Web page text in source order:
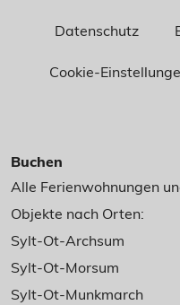
Datenschutz
Cookie-
Buchen
Alle Ferienwohnungen
Objekte nach Orten:
Sylt-Ot-Archsum
Sylt-Ot-Morsum
Sylt-Ot-Munkmarch